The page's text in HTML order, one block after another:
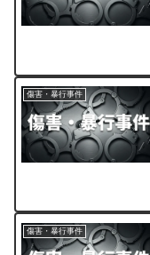
傷害・暴行事件
傷害・暴行事件